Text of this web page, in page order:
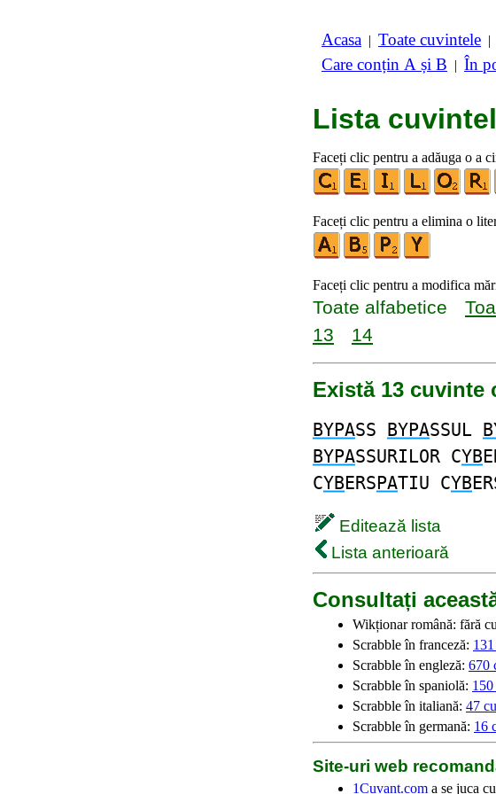
Acasa | Toate cuvintele |
Care conțin A și B | În
Lista
Faceți clic pentru a adăuga o a
Faceți clic pentru a elimina o
Faceți clic pentru a modifica
Toate alfabetice
13
14
Există 13 cuvinte
BYPASS BYPASSUL
BYPASSURILOR CYB
CYBERSPATIU CYB
Editează lista
Lista anterioară
Consultați
Wikționar română: fără
Scrabble în franceză:
Scrabble în engleză: 670
Scrabble în spaniolă:
Scrabble în italiană: 47
Scrabble în germană: 16
Site-uri web
1Cuvant.com a se juca